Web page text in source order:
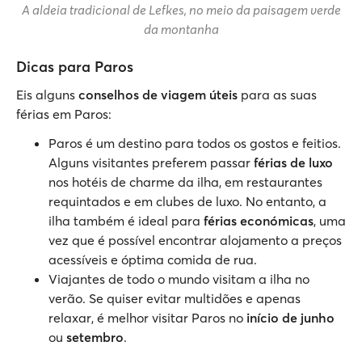
A aldeia tradicional de Lefkes, no meio da paisagem verde
da montanha
Dicas para Paros
Eis alguns conselhos de viagem úteis para as suas
férias em Paros:
Paros é um destino para todos os gostos e feitios.
Alguns visitantes preferem passar férias de luxo
nos hotéis de charme da ilha, em restaurantes
requintados e em clubes de luxo. No entanto, a
ilha também é ideal para férias económicas, uma
vez que é possível encontrar alojamento a preços
acessíveis e óptima comida de rua.
Viajantes de todo o mundo visitam a ilha no
verão. Se quiser evitar multidões e apenas
relaxar, é melhor visitar Paros no início de junho
ou setembro.